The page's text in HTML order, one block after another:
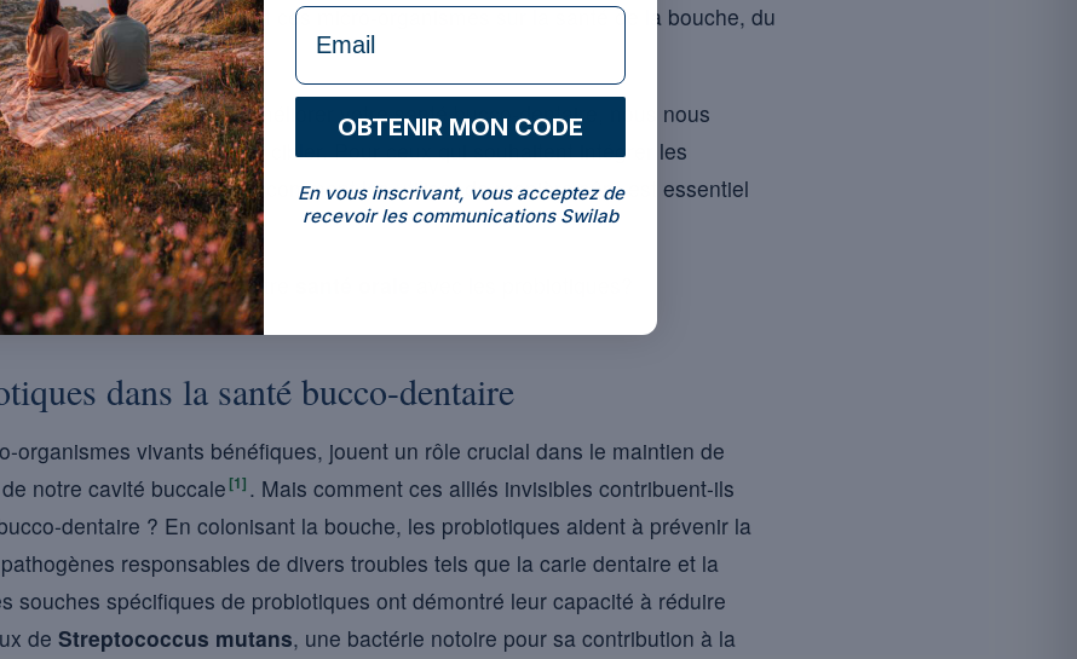
l’impact direct qu’ont ces micro-organismes sur la santé de la bouche, du
leur fonctionnement.
invisibles peuvent améliorer votre santé bucco-dentaire, nous nous
problèmes qu’ils peuvent cibler. Pour ceux qui souhaitent intégrer les
d’hygiène, comprendre comment les utiliser de manière sûre est essentiel
leurs avantages.
comment optimiser votre
dans la santé bucco-dentaire
organismes vivants bénéfiques, jouent un rôle crucial dans le maintien de
notre cavité buccale [1] . Mais comment ces alliés invisibles contribuent-ils
dentaire ? En colonisant la bouche, les probiotiques aident à prévenir la
responsables de divers troubles tels que la carie dentaire et la
souches spécifiques de probiotiques ont démontré leur capacité à réduire
de Streptococcus mutans, une bactérie notoire pour sa contribution à la
formulaire Email
OBTENIR MON CODE
En vous inscrivant, vous acceptez de
recevoir les communications Swilab